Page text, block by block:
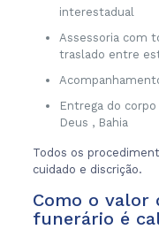
interestadual
Assessoria com
traslado entre
Entrega do
Deus , Bahia
Todos os
cuidado e discrição.
Como o
funerário é